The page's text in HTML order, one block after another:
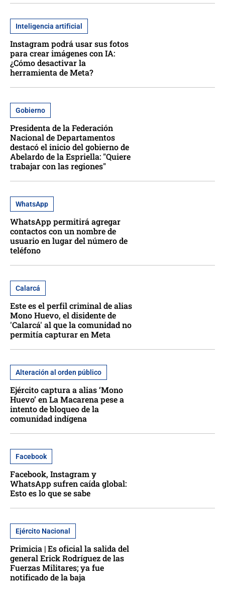
Inteligencia artificial
Instagram podrá usar sus fotos
para crear imágenes con IA:
¿Cómo desactivar la
herramienta de Meta?
Gobierno
Presidenta de la Federación
Nacional de Departamentos
destacó el inicio del gobierno de
Abelardo de la Espriella: "Quiere
trabajar con las regiones"
WhatsApp
WhatsApp permitirá agregar
contactos con un nombre de
usuario en lugar del número de
teléfono
Calarcá
Este es el perfil criminal de alias
Mono Huevo, el disidente de
'Calarcá' al que la comunidad no
permitía capturar en Meta
Alteración al orden público
Ejército captura a alias ‘Mono
Huevo’ en La Macarena pese a
intento de bloqueo de la
comunidad indígena
Facebook
Facebook, Instagram y
WhatsApp sufren caída global:
Esto es lo que se sabe
Ejército Nacional
Primicia | Es oficial la salida del
general Erick Rodríguez de las
Fuerzas Militares; ya fue
notificado de la baja